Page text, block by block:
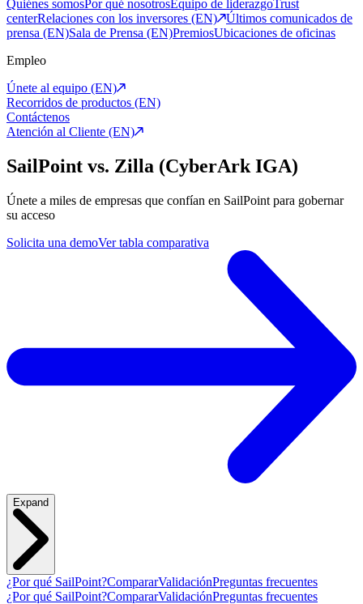
Quiénes somosPor qué nosotrosEquipo de liderazgoTrust
centerRelaciones con los inversores (EN)
Últimos comunicados de
prensa (EN)Sala de Prensa (EN)PremiosUbicaciones de oficinas
Empleo
Únete al equipo (EN)
Recorridos de productos (EN)
Contáctenos
Atención al Cliente (EN)
SailPoint vs. Zilla (CyberArk IGA)
Únete a miles de empresas que confían en SailPoint para gobernar
su acceso
Solicita una demoVer tabla comparativa
Expand
¿Por qué SailPoint?CompararValidaciónPreguntas frecuentes
¿Por qué SailPoint?CompararValidaciónPreguntas frecuentes